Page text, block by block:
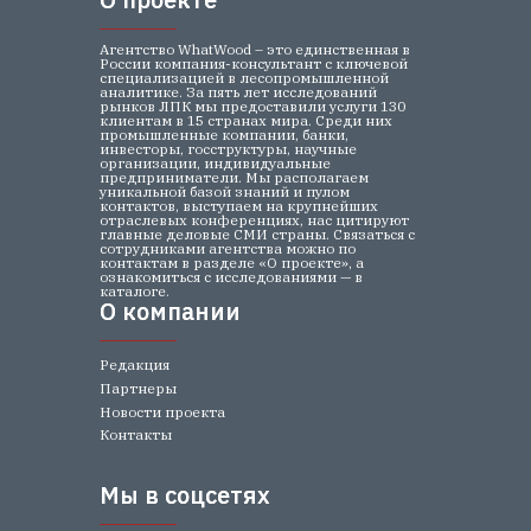
Редакция
Партнеры
Агентство WhatWood – это единственная в
России компания-консультант с ключевой
специализацией в лесопромышленной
аналитике. За пять лет исследований
рынков ЛПК мы предоставили услуги 130
клиентам в 15 странах мира. Среди них
промышленные компании, банки,
инвесторы, госструктуры, научные
организации, индивидуальные
предприниматели. Мы располагаем
уникальной базой знаний и пулом
контактов, выступаем на крупнейших
отраслевых конференциях, нас цитируют
главные деловые СМИ страны. Связаться с
сотрудниками агентства можно по
контактам в разделе «О проекте», а
ознакомиться с исследованиями — в
каталоге.
Новости проекта
Контакты
О компании
Мы в соцсетях
Мы в соцсетях
О компании